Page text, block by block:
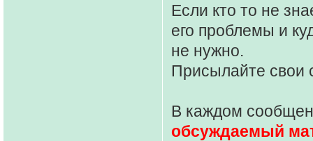
Если кто то не
его проблемы и
не нужно.
Присылайте свои
В каждом
обсуждаемый